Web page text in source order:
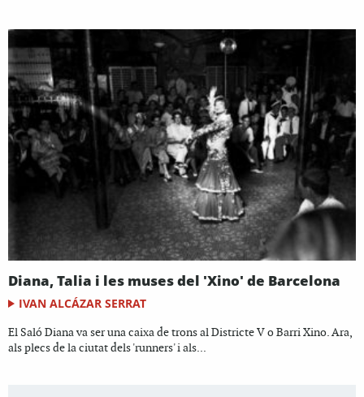
Diana, Talia i les muses del 'Xino' de Barcelona
IVAN ALCÁZAR SERRAT
El Saló Diana va ser una caixa de trons al Districte V o Barri Xino. Ara,
als plecs de la ciutat dels 'runners' i als...